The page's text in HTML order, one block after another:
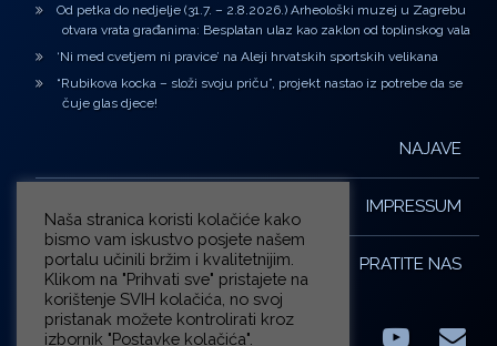
Od petka do nedjelje (31.7. – 2.8.2026.) Arheološki muzej u Zagrebu
otvara vrata građanima: Besplatan ulaz kao zaklon od toplinskog vala
‘Ni med cvetjem ni pravice’ na Aleji hrvatskih sportskih velikana
“Rubikova kocka – složi svoju priču”, projekt nastao iz potrebe da se
čuje glas djece!
NAJAVE
IMPRESSUM
PRATITE NAS
Naša stranica koristi kolačiće kako
bismo vam iskustvo posjete našem
portalu učinili bržim i kvalitetnijim.
Klikom na "Prihvati sve" pristajete na
korištenje SVIH kolačića, no svoj
pristanak možete kontrolirati kroz
izbornik "Postavke kolačića".